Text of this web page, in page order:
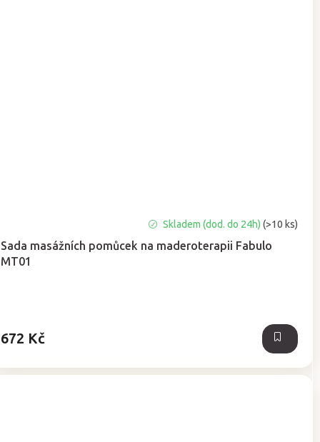
Sada masážních pomůcek na maderoterapii Fabulo
MT01
hodnocení
produktu
je
Skladem (dod. do 24h)(>10 ks)
672 Kč